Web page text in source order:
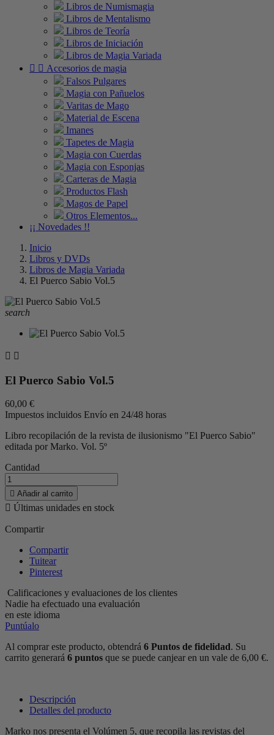
Libros de Numismagia
Libros de Mentalismo
Libros de Teoría
Libros de Iniciación
Libros de Magia Variada
  Accesorios de magia
Falsos Pulgares
Magia con Pañuelos
Varitas de Mago
Material de Escena
Imanes
Tapetes de Magia
Magia con Cuerdas
Magia con Esponjas
Carteras de Magia
Productos Flash
Magos de Papel
Otros Elementos...
¡¡ Novedades !!
Inicio
Libros y DVDs
Libros de Magia Variada
El Puerco Sabio Vol.5
search
 
El Puerco Sabio Vol.5
60,00 €
Impuestos incluidos Envío en 24/48 horas
Libro recopilación de la revista de ilusionismo "El Puerco Sabio"
editada por Marko. Vol. 5º
Cantidad
 Añadir al carrito
 Últimas unidades en stock
Compartir
Compartir
Tuitear
Pinterest
Calificaciones y evaluaciones de los clientes
Nadie ha efectuado una evaluación
en este idioma
Puntúalo
Al comprar este producto, obtendrá 6 Puntos de fidelidad. Su
carrito generará 6 puntos que se puede canjear en un vale de 6,00 €.
Descripción
Detalles del producto
Marko nos presenta el Volúmen 5, que recopila las revistas del